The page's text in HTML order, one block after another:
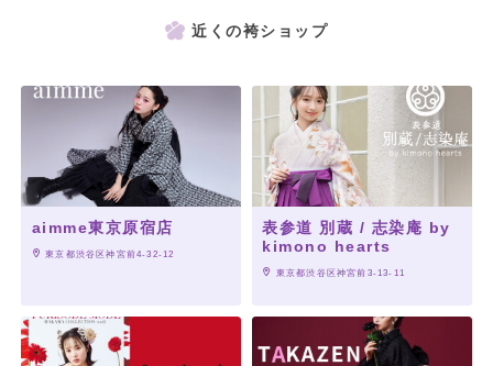
近くの袴ショップ
aimme東京原宿店
東京都渋谷区神宮前4-32-12
表参道 別蔵 / 志染庵 by
kimono hearts
東京都渋谷区神宮前3-13-11